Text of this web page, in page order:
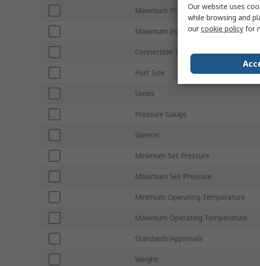
Maximum Flow Rate
Maximum Input Pressure
Connection Thread Standard
Port Size
Series
Pressure Gauge
Silencer
Minimum Set Pressure
Maximum Set Pressure
Minimum Operating Temperature
Maximum Operating Temperature
Standards/Approvals
Weight
Our website uses
while browsing and
ourcookie policy for